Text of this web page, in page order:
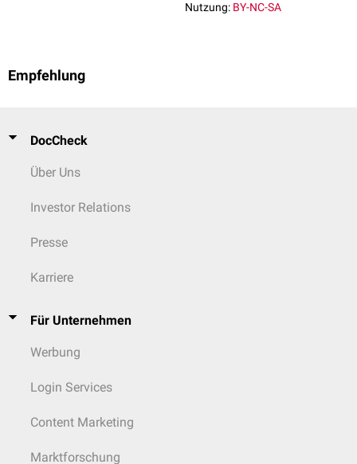
Nutzung: BY-NC-SA
Empfehlung
DocCheck
Über Uns
Investor Relations
Presse
Karriere
Für Unternehmen
Werbung
Login Services
Content Marketing
Marktforschung